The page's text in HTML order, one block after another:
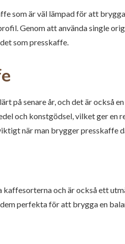
som är väl lämpad för att
Genom att använda single
som presskaffe.
på senare år, och det är också
och konstgödsel, vilket ger
när man brygger
kaffesorterna och är också ett
perfekta för att brygga en